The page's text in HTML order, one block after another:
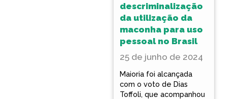
descriminalização
da utilização da
maconha para uso
pessoal no Brasil
25 de junho de 2024
Maioria foi alcançada
com o voto de Dias
Toffoli, que acompanhou